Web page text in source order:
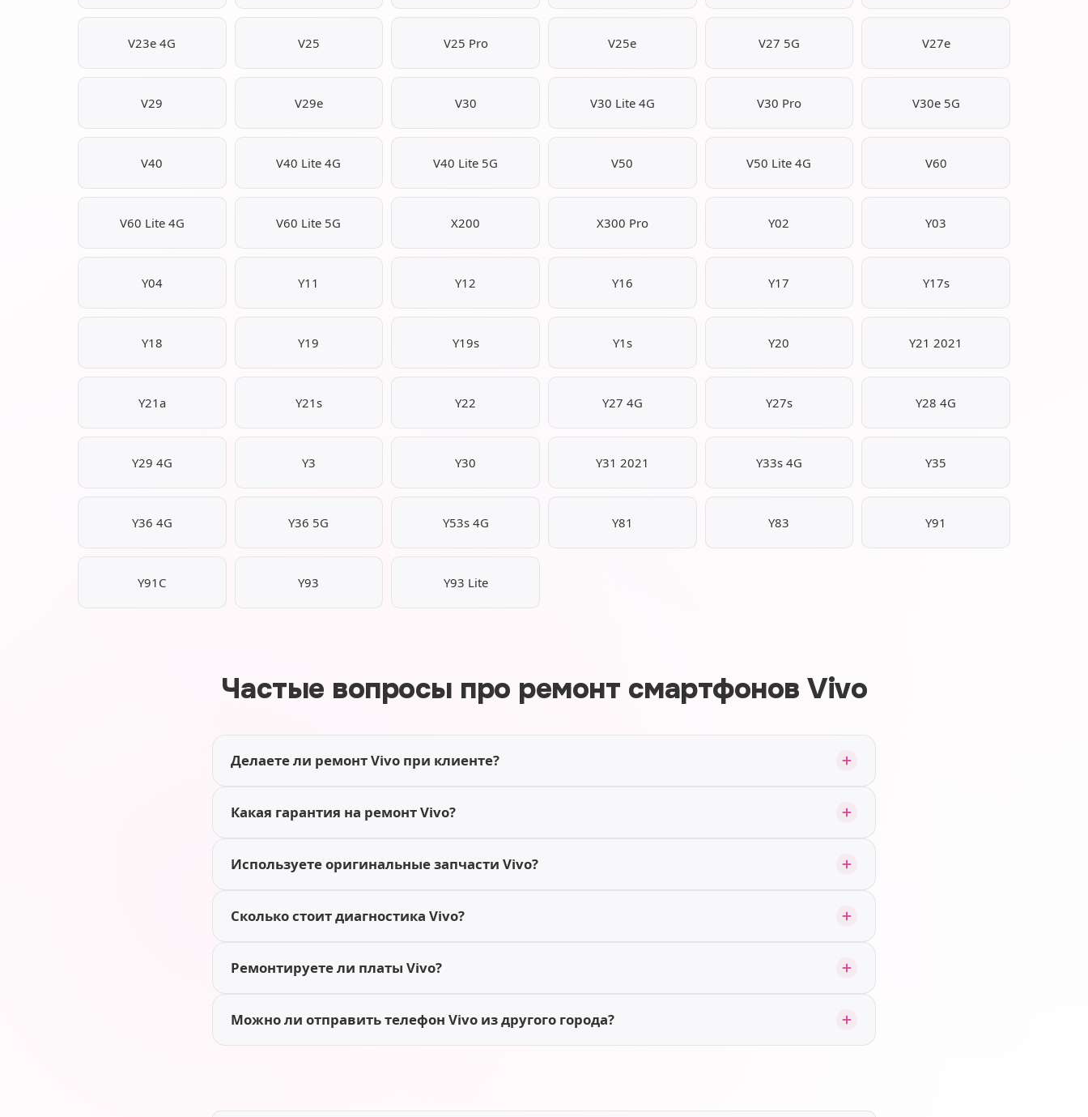
V23e 4G V25 V25 Pro V25e V27 5G V27e
V29 V29e V30 V30 Lite 4G V30 Pro V30e 5G
V40 V40 Lite 4G V40 Lite 5G V50 V50 Lite 4G V60
V60 Lite 4G V60 Lite 5G X200 X300 Pro Y02 Y03
Y04 Y11 Y12 Y16 Y17 Y17s
Y18 Y19 Y19s Y1s Y20 Y21 2021
Y21a Y21s Y22 Y27 4G Y27s Y28 4G
Y29 4G Y3 Y30 Y31 2021 Y33s 4G Y35
Y36 4G Y36 5G Y53s 4G Y81 Y83 Y91
Y91C Y93 Y93 Lite
Частые вопросы про ремонт смартфонов Vivo
Делаете ли ремонт Vivo при клиенте?
Какая гарантия на ремонт Vivo?
Используете оригинальные запчасти Vivo?
Сколько стоит диагностика Vivo?
Ремонтируете ли платы Vivo?
Можно ли отправить телефон Vivo из другого города?